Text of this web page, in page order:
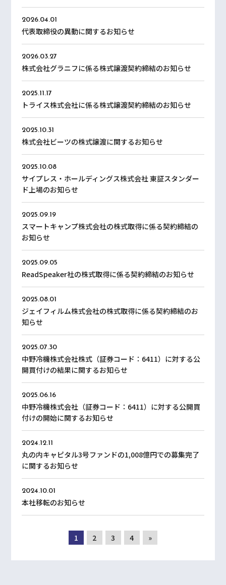
2026.04.01
代表取締役の異動に関するお知らせ
2026.03.27
株式会社グラニフに係る株式譲渡契約締結のお知らせ
2025.11.17
トライス株式会社に係る株式譲渡契約締結のお知らせ
2025.10.31
株式会社ビーツの株式譲渡に関するお知らせ
2025.10.08
サイプレス・ホールディングス株式会社 東証スタンダー
ド上場のお知らせ
2025.09.19
スマートキャンプ株式会社の株式取得に係る契約締結の
お知らせ
2025.09.05
ReadSpeaker社の株式取得に係る契約締結のお知らせ
2025.08.01
ジェイフィルム株式会社の株式取得に係る契約締結のお
知らせ
2025.07.30
中野冷機株式会社株式（証券コード：6411）に対する公
開買付けの結果に関するお知らせ
2025.06.16
中野冷機株式会社（証券コード：6411）に対する公開買
付けの開始に関するお知らせ
2024.12.11
丸の内キャピタル3号ファンドの1,008億円での募集完了
に関するお知らせ
2024.10.01
本社移転のお知らせ
1 2 3 4 »